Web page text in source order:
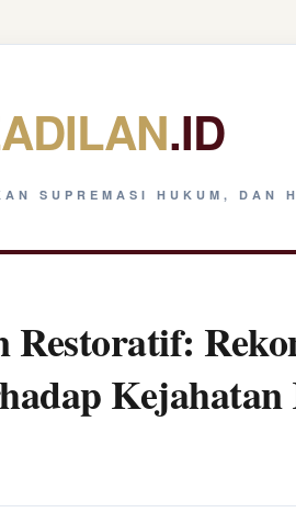
.ID
SUPREMASI HUKUM, DAN
Restoratif: